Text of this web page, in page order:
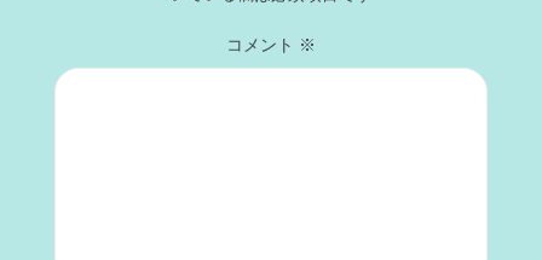
コメント ※